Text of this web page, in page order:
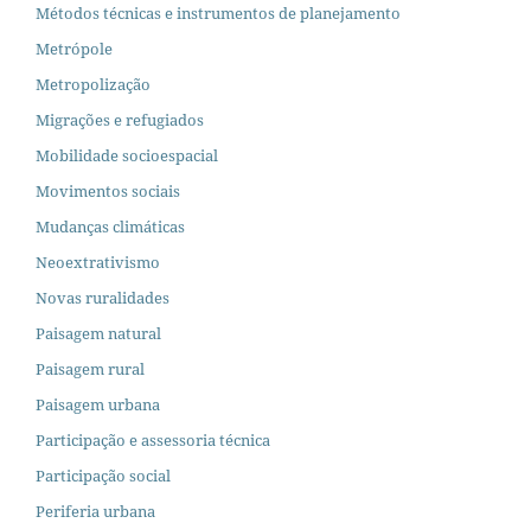
Métodos técnicas e instrumentos de planejamento
Metrópole
Metropolização
Migrações e refugiados
Mobilidade socioespacial
Movimentos sociais
Mudanças climáticas
Neoextrativismo
Novas ruralidades
Paisagem natural
Paisagem rural
Paisagem urbana
Participação e assessoria técnica
Participação social
Periferia urbana